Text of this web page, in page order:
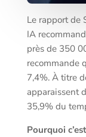
Le rapport de
IA
près de 350
recommande
7,4%. À titre
apparaissent
35,9% du
Pourquoi